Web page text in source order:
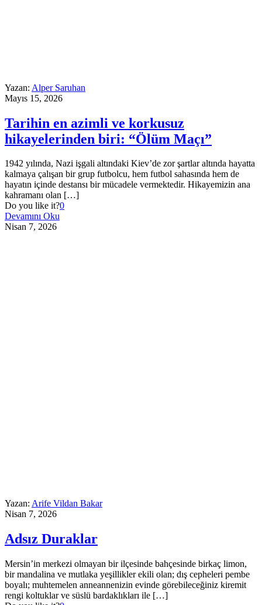
Yazan: Alper Saruhan
Mayıs 15, 2026
Tarihin en azimli ve korkusuz
hikayelerinden biri: “Ölüm Maçı”
1942 yılında, Nazi işgali altındaki Kiev’de zor şartlar altında hayatta
kalmaya çalışan bir grup futbolcu, hem futbol sahasında hem de
hayatın içinde destansı bir mücadele vermektedir. Hikayemizin ana
kahramanı olan […]
Do you like it?0
Devamını Oku
Nisan 7, 2026
Yazan: Arife Vildan Bakar
Nisan 7, 2026
Adsız Duraklar
Mersin’in merkezi olmayan bir ilçesinde bahçesinde birkaç limon,
bir mandalina ve mutlaka yeşillikler ekili olan; dış cepheleri pembe
boyalı; muhtemelen anneannenizin evinde görebileceğiniz kiremit
rengi koltuklar ve süslü bardaklıkları ile […]